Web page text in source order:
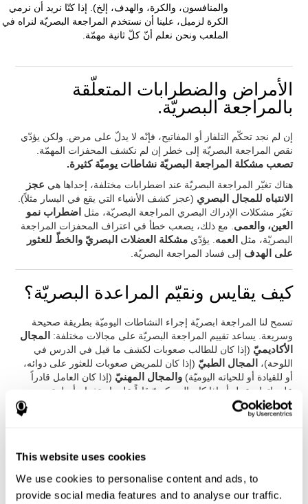
This website uses cookies
We use cookies to personalise content and ads, to
provide social media features and to analyse our traffic.
والمنافسون، والكرة، والهدف، إلخ). إذا كنّا نريد أن نرمي
الكرة لزميل، علينا أن نستخدم المراجعة البصريّة لنراه في
الملعب ونحن نعلم أنّ كلّ ثانية مهمّة.
الأمراض والضطرابات المتعلّقة
بالمراجعة البصريّة.
إن لم نجد تحكّم التلفاز أو المفاتيح، فإنّه لا يدلّ على مرض. ولكن يؤدّي
نقص المراجعة البصريّة إلى خطر إن لم نكشف المحفزات المهمّة.
تصعب مشكلة المراجعة البصريّة نشاطات يوميّة كثيرة.
هناك تغيّر المراجعة البصريّة عند اضطرابات مختلفة، إحداها هي عجز
الانتباه للمجال البصري (عجز كشف الأشياء التي يقع في اليسار مثلاً).
تغيّر مشكلات الإدراك البصري المراجعة البصريّة، مثل اضطراب نمو
العين، والعمى . مع ذلك، يصعب خطأ في اعتراف المحفزات المراجعة
البصريّة، مثل
العمه . يؤدّيمشكلة العضلات البصريّ والخطّ للعثور
على الهدف إلى فساد المراجعة البصريّة.
كيف يقايس ونقيّم المراعدة البصريّة؟
تسمح لنا المراجعة ابصريّة إجراء النشاطات اليوميّة بطريقة صحيحة
وسريعة. يساعد تقييم المراجعة البصريّة على مجالات مختلفة:
المجال
الأكاديميّ (إذا كان للطالب صعوبات لكشف ما قيل في الدرس في
اللوحة)،
المجال الطبيّ (إذا كان للمريض صعوبات للعثور على دوائه،
أو للقيادة أو للحياته اليوميّة)والمجال المهنيّ (إذا كان العامل قادراً
على إتمام عمل أو إذا كان العسكريّ قاداً على استخدام أسلحته
بطريقة صحيحة).
لتقييم الفحص البصري يعتمد على الاختبارات الكلاسيكية Continuous
(TOMM), la Hooper Visual Organisation Task (VOT), Variables
of Attention (TOVA) وTorre de Londres (TOL). إضافة إلى الفحص